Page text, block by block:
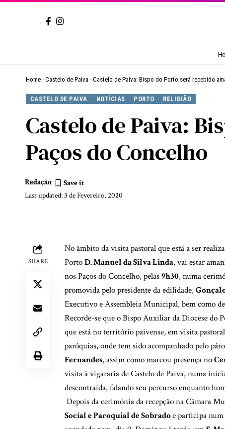
Home - Castelo de Paiva - Castelo de Paiva: Bispo do Porto será recebido
CASTELO DE PAIVA NOTÍCIAS PORTO RELIGIÃO
Castelo de Paiva:
Paços do Concelho
Last updated: 3 de Fevereiro, 2020
Redação
SHARE
No âmbito da visita pastoral que está a ser
PortoD. Manuel da Silva Linda, vai estar
nos Paços do Concelho, pelas9h30, numa
promovida pelo presidente da edilidade,
Executivo e Assembleia Municipal, bem como
Recorde-se que o Bispo Auxiliar da Diocese do
que está no território paivense, em visita
paróquias, onde tem sido acompanhado pelo
Fernandes,assim como marcou presença no
visita à vigararia de Castelo de Paiva, numa
descontraída, falando seu percurso enquanto
Depois da cerimónia da recepção na Câmara
Social e Paroquial de Sobradoe participa